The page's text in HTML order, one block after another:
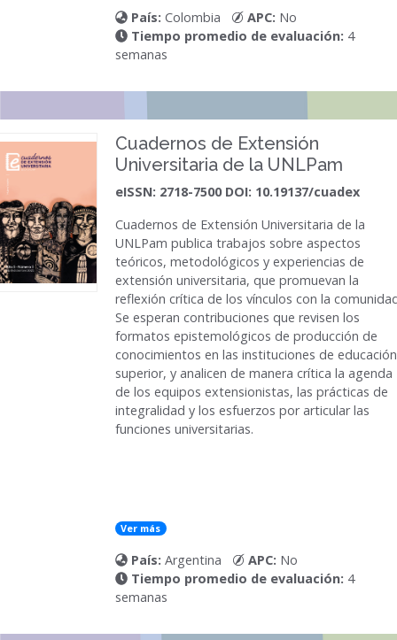
País: Colombia APC: No
Tiempo promedio de evaluación: 4
semanas
Cuadernos de Extensión
Universitaria de la UNLPam
eISSN: 2718-7500 DOI: 10.19137/cuadex
Cuadernos de Extensión Universitaria de la
UNLPam publica trabajos sobre aspectos
teóricos, metodológicos y experiencias de
extensión universitaria, que promuevan la
reflexión crítica de los vínculos con la
Se esperan contribuciones que revisen los
formatos epistemológicos de producción de
conocimientos en las instituciones de educación
superior, y analicen de manera crítica la agenda
de los equipos extensionistas, las prácticas de
integralidad y los esfuerzos por articular las
funciones universitarias.
Ver más
País: Argentina APC: No
Tiempo promedio de evaluación: 4
semanas